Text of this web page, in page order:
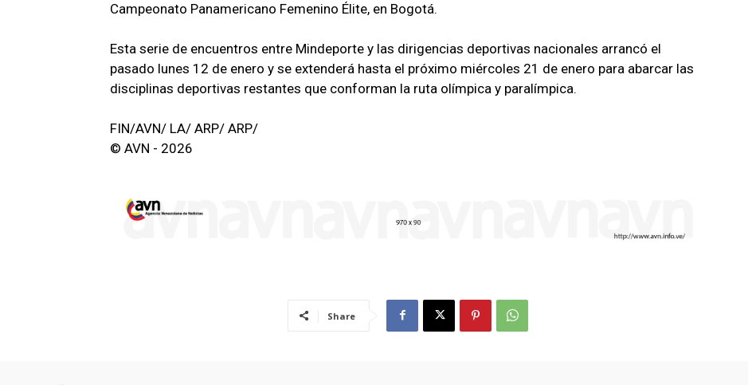
Campeonato Panamericano Femenino Élite, en Bogotá.
Esta serie de encuentros entre Mindeporte y las dirigencias deportivas nacionales arrancó el
pasado lunes 12 de enero y se extenderá hasta el próximo miércoles 21 de enero para abarcar las
disciplinas deportivas restantes que conforman la ruta olímpica y paralímpica.
FIN/AVN/ LA/ ARP/ ARP/
© AVN - 2026
Share